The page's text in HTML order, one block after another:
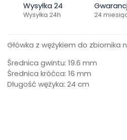
Wysyłka 24
Wysyłka 24h 24
Główka z wężykiem do zbiornika
Średnica gwintu: 19.6 mm
Średnica króćca: 16 mm
Długość wężyka: 24 cm